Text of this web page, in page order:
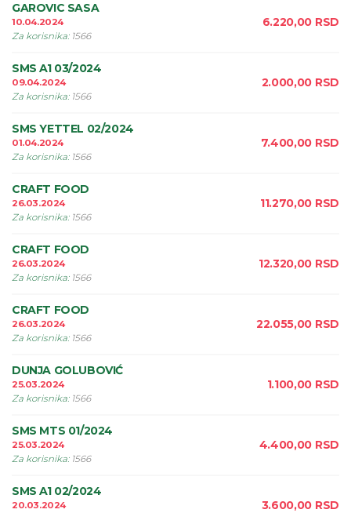
GAROVIC SASA
10.04.2024
Za korisnika: 1566
6.220,00 RSD
SMS A1 03/2024
09.04.2024
Za korisnika: 1566
2.000,00 RSD
SMS YETTEL 02/2024
01.04.2024
Za korisnika: 1566
7.400,00 RSD
CRAFT FOOD
26.03.2024
Za korisnika: 1566
11.270,00 RSD
CRAFT FOOD
26.03.2024
Za korisnika: 1566
12.320,00 RSD
CRAFT FOOD
26.03.2024
Za korisnika: 1566
22.055,00 RSD
DUNJA GOLUBOVIĆ
25.03.2024
Za korisnika: 1566
1.100,00 RSD
SMS MTS 01/2024
25.03.2024
Za korisnika: 1566
4.400,00 RSD
SMS A1 02/2024
20.03.2024
3.600,00 RSD